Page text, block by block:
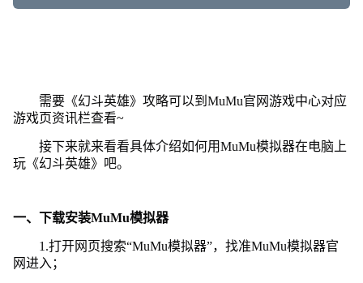
需要《幻斗英雄》攻略可以到MuMu官网游戏中心对应
游戏页资讯栏查看~
接下来就来看看具体介绍如何用MuMu模拟器在电脑上
玩《幻斗英雄》吧。
一、下载安装MuMu模拟器
1.打开网页搜索“MuMu模拟器”，找准MuMu模拟器官
网进入；